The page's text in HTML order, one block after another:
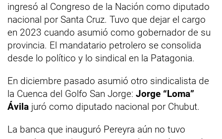
ingresó al Congreso de la Nación como diputado
nacional por Santa Cruz. Tuvo que dejar el cargo
en 2023 cuando asumió como gobernador de su
provincia. El mandatario petrolero se consolida
desde lo político y lo sindical en la Patagonia.
En diciembre pasado asumió otro sindicalista de
la Cuenca del Golfo San Jorge: Jorge “Loma”
Ávila juró como diputado nacional por Chubut.
La banca que inauguró Pereyra aún no tuvo